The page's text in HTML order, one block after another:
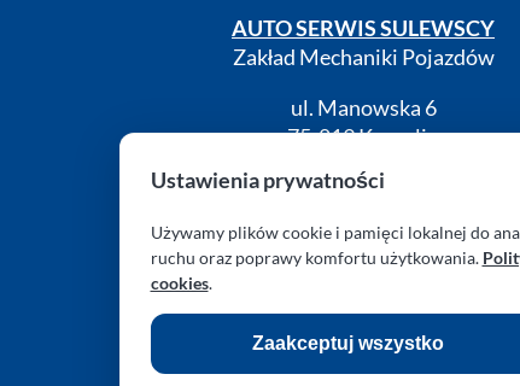
AUTO SERWIS SULEWSCY
Zakład Mechaniki Pojazdów
ul. Manowska 6
75-819 Koszalin
zachodniopomorskie
Polska
turboklinika.com.pl
RODO (GDPR) Cookies
Ustawienia prywatności
Używamy plików cookie i pamięci lokalnej do
ruchu oraz poprawy komfortu użytkowania.
cookies.
Zaakceptuj wszystko